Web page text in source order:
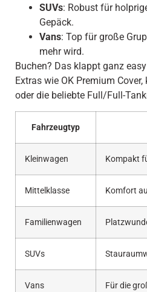
SUVs: Robust für
Gepäck.
Vans: Top für große
mehr wird.
Buchen? Das klappt ganz
Extras wie OK Premium
oder die beliebte Full/Full-
Fahrzeugtyp
Kleinwagen Kompakt
Mittelklasse Komfort
Familienwagen
SUVs
Vans Für die